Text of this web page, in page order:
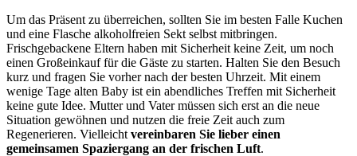
Um das Präsent zu überreichen, sollten Sie im besten Falle Kuchen
und eine Flasche alkoholfreien Sekt selbst mitbringen.
Frischgebackene Eltern haben mit Sicherheit keine Zeit, um noch
einen Großeinkauf für die Gäste zu starten. Halten Sie den Besuch
kurz und fragen Sie vorher nach der besten Uhrzeit. Mit einem
wenige Tage alten Baby ist ein abendliches Treffen mit Sicherheit
keine gute Idee. Mutter und Vater müssen sich erst an die neue
Situation gewöhnen und nutzen die freie Zeit auch zum
Regenerieren. Vielleicht vereinbaren Sie lieber einen
gemeinsamen Spaziergang an der frischen Luft.